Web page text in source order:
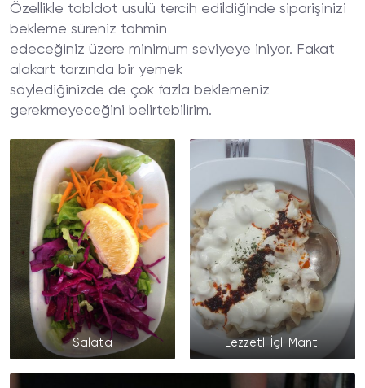
Özellikle tabldot usulü tercih edildiğinde siparişinizi
bekleme süreniz tahmin
edeceğiniz üzere minimum seviyeye iniyor. Fakat
alakart tarzında bir yemek
söylediğinizde de çok fazla beklemeniz
gerekmeyeceğini belirtebilirim.
Salata Lezzetli İçli Mantı